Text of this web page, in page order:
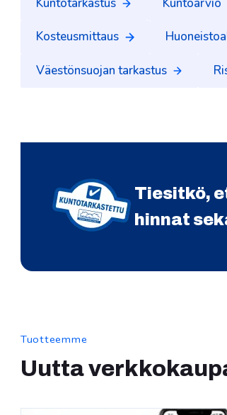
Kosteusmittaus
Väestönsuojan tarkastus
Tiesitkö,
hinnat
Tuotteemme
Uutta